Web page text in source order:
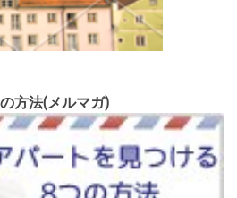
方法(メルマガ)